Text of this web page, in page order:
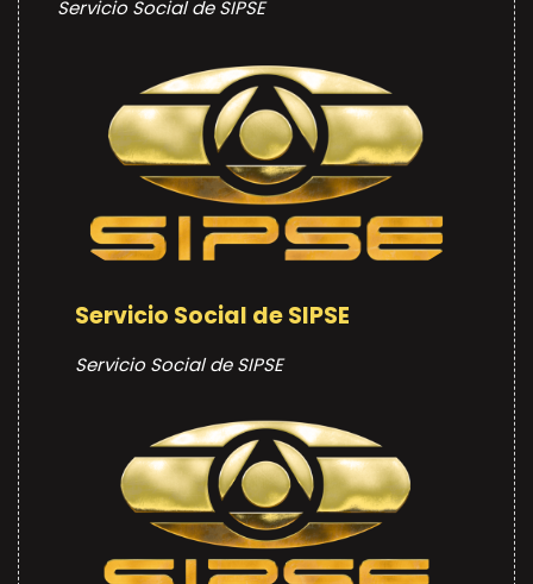
Servicio Social de SIPSE
Servicio Social de SIPSE
Servicio Social de SIPSE